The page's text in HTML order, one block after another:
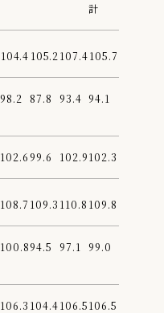
計
104.4 105.2 107.4105.7
98.2 87.8 93.4 94.1
102.6 99.6 102.9102.3
108.7 109.3 110.8 109.8
100.894.5 97.1 99.0
106.3 104.4106.5106.5